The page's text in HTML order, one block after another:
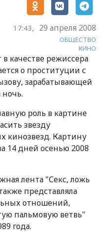
17:43, 29 апреля 2008
ОБЩЕСТВО
КИНО
качестве режиссера
о проституции с
зарабатывающей
ночь.
роль в картине
звезду
кинозвезд. Картину
14 дней осенью 2008
лента "Секс, ложь
представляла
отношений,
пальмовую ветвь"
года.